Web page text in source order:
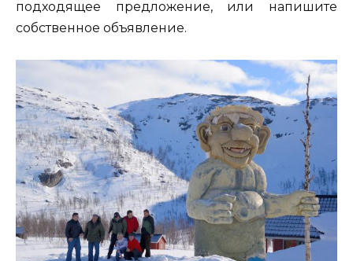
подходящее предложение, или напишите
собственное объявление.